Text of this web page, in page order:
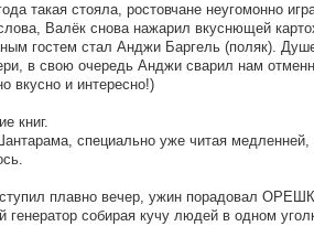
такая стояла, ростовчане неугомонно
Валёк снова нажарил вкуснющей
гостем стал Анджи Баргель (поляк).
в свою очередь Анджи сварил нам
вкусно и интересно!)
книг.
специально уже читая медленней,
плавно вечер, ужин порадовал
собирая кучу людей в одном